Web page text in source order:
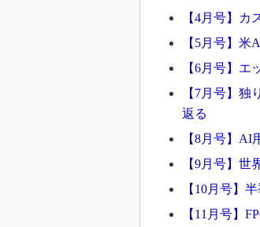
【4月号】
【5月号】
【6月号】エ
【7月号】
返る
【8月号】AI
【9月号】
【10月号】
【11月号】